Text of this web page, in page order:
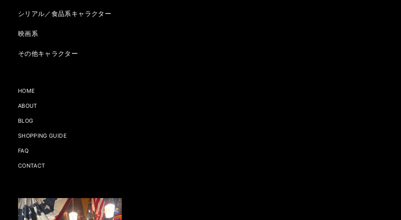
シリアル／食品系キャラクター
映画系
その他キャラクター
HOME
ABOUT
BLOG
SHOPPING GUIDE
FAQ
CONTACT